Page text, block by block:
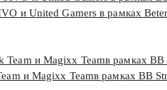
и United Gamers в рамках
и Magixx Teamв рамках BB